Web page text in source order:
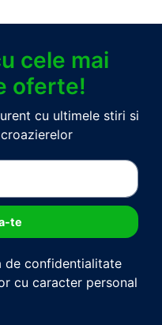
cele mai
oferte!
cu ultimele stiri si
de confidentialitate
cu caracter personal